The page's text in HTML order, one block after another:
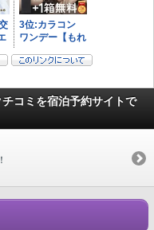
コミを宿泊予約サイトで